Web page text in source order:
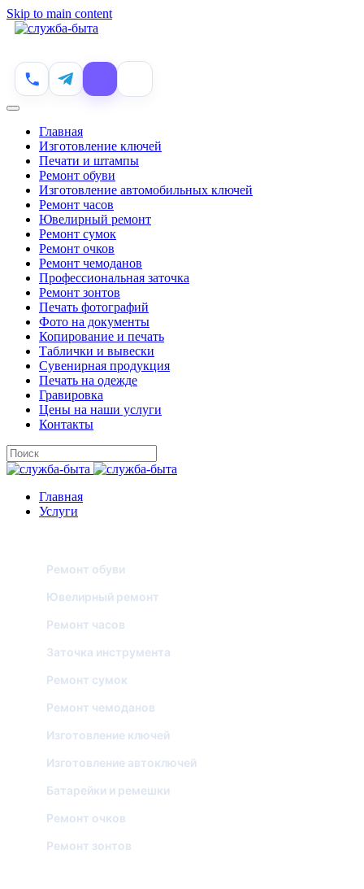
Skip to main content
Главная
Изготовление ключей
Печати и штампы
Ремонт обуви
Изготовление автомобильных ключей
Ремонт часов
Ювелирный ремонт
Ремонт сумок
Ремонт очков
Ремонт чемоданов
Профессиональная заточка
Ремонт зонтов
Печать фотографий
Фото на документы
Копирование и печать
Таблички и вывески
Сувенирная продукция
Печать на одежде
Гравировка
Цены на наши услуги
Контакты
Главная
Услуги
Ремонт обуви
Ювелирный ремонт
Ремонт часов
Заточка инструмента
Ремонт сумок
Ремонт чемоданов
Изготовление ключей
Изготовление автоключей
Батарейки и ремешки
Ремонт очков
Ремонт зонтов